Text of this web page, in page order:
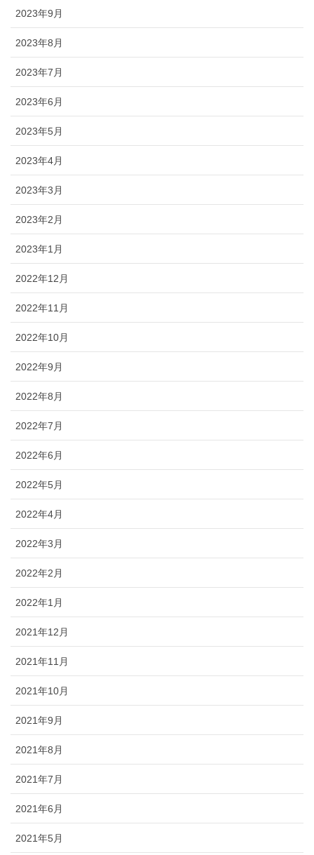
2023年9月
2023年8月
2023年7月
2023年6月
2023年5月
2023年4月
2023年3月
2023年2月
2023年1月
2022年12月
2022年11月
2022年10月
2022年9月
2022年8月
2022年7月
2022年6月
2022年5月
2022年4月
2022年3月
2022年2月
2022年1月
2021年12月
2021年11月
2021年10月
2021年9月
2021年8月
2021年7月
2021年6月
2021年5月